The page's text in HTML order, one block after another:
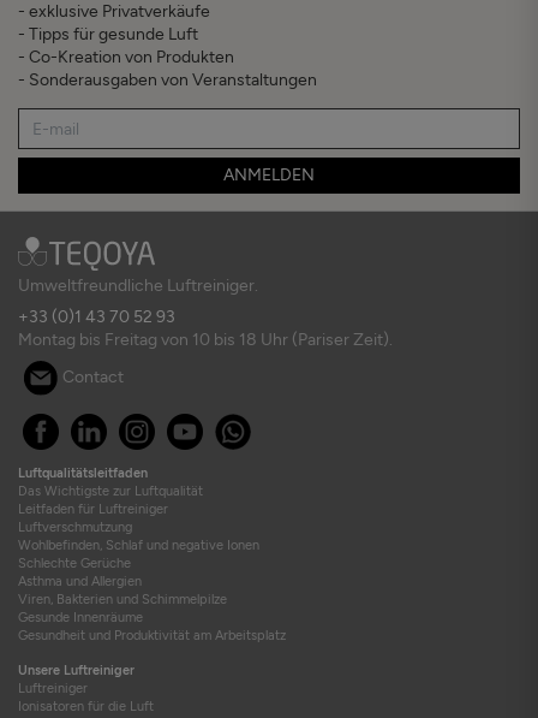
- exklusive Privatverkäufe
- Tipps für gesunde Luft
- Co-Kreation von Produkten
- Sonderausgaben von Veranstaltungen
ANMELDEN
Umweltfreundliche Luftreiniger.
+33 (0)1 43 70 52 93
Montag bis Freitag von 10 bis 18 Uhr (Pariser Zeit).
Contact
Luftqualitätsleitfaden
Das Wichtigste zur Luftqualität
Leitfaden für Luftreiniger
Luftverschmutzung
Wohlbefinden, Schlaf und negative Ionen
Schlechte Gerüche
Asthma und Allergien
Viren, Bakterien und Schimmelpilze
Gesunde Innenräume
Gesundheit und Produktivität am Arbeitsplatz
Unsere Luftreiniger
Luftreiniger
Ionisatoren für die Luft